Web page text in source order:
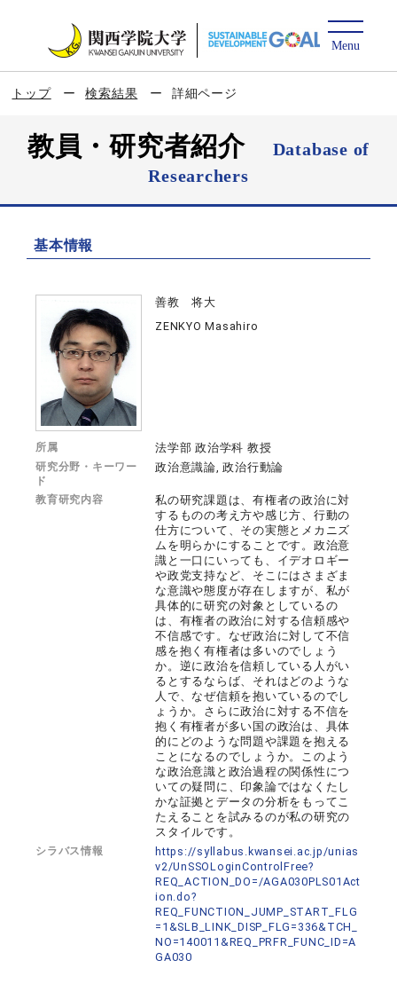
トップ 検索結果 詳細ページ
教員・研究者紹介
Database of
Researchers
基本情報
善教 将大
ZENKYO Masahiro
所属 法学部 政治学科 教授
研究分野・キーワー
ド
政治意識論, 政治行動論
教育研究内容
私の研究課題は、有権者の政治に対
するものの考え方や感じ方、行動の
仕方について、その実態とメカニズ
ムを明らかにすることです。政治意
識と一口にいっても、イデオロギー
や政党支持など、そこにはさまざま
な意識や態度が存在しますが、私が
具体的に研究の対象としているの
は、有権者の政治に対する信頼感や
不信感です。なぜ政治に対して不信
感を抱く有権者は多いのでしょう
か。逆に政治を信頼している人がい
るとするならば、それはどのような
人で、なぜ信頼を抱いているのでし
ょうか。さらに政治に対する不信を
抱く有権者が多い国の政治は、具体
的にどのような問題や課題を抱える
ことになるのでしょうか。このよう
な政治意識と政治過程の関係性につ
いての疑問に、印象論ではなくたし
かな証拠とデータの分析をもってこ
たえることを試みるのが私の研究の
スタイルです。
シラバス情報
https://syllabus.kwansei.ac.jp/unias
v2/UnSSOLoginControlFree?
REQ_ACTION_DO=/AGA030PLS01Act
ion.do?
REQ_FUNCTION_JUMP_START_FLG
=1&SLB_LINK_DISP_FLG=336&TCH_
NO=140011&REQ_PRFR_FUNC_ID=A
GA030